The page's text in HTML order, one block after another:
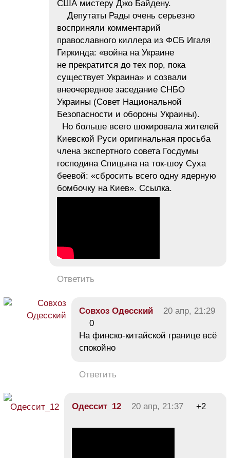
США мистеру Джо Байдену.
Депутаты Рады очень серьезно
восприняли комментарий
православного киллера из ФСБ Игаля
Гиркинда: «война на Украине
не прекратится до тех пор, пока
существует Украина» и созвали
внеочередное заседание СНБО
Украины (Совет Национальной
Безопасности и обороны Украины).
Но больше всего шокировала жителей
Киевской Руси оригинальная просьба
члена экспертного совета Госдумы
господина Спицына на ток-шоу Суха
беевой: «сбросить всего одну ядерную
бомбочку на Киев». Ссылка.
Ответить
Совхоз Одесский
20 апр, 21:29
0
На финско-китайской границе всё
спокойно
Ответить
Одессит_12 20 апр, 21:37 +2